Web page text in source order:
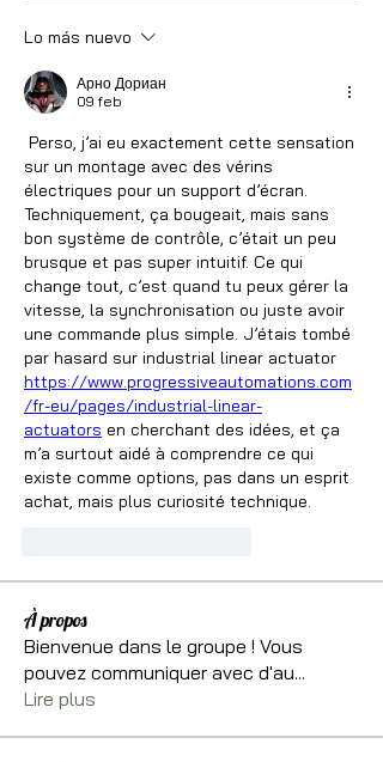
Lo más nuevo
Арно Дориан
09 feb
Perso, j’ai eu exactement cette sensation
sur un montage avec des vérins
électriques pour un support d’écran.
Techniquement, ça bougeait, mais sans
bon système de contrôle, c’était un peu
brusque et pas super intuitif. Ce qui
change tout, c’est quand tu peux gérer la
vitesse, la synchronisation ou juste avoir
une commande plus simple. J’étais tombé
https://www.progressiveautomations.com
/fr-eu/pages/industrial-linear-
actuators en cherchant des idées, et ça
m’a surtout aidé à comprendre ce qui
existe comme options, pas dans un esprit
achat, mais plus curiosité technique.
À propos
Bienvenue dans le groupe ! Vous
pouvez communiquer avec d'au...
Lire plus